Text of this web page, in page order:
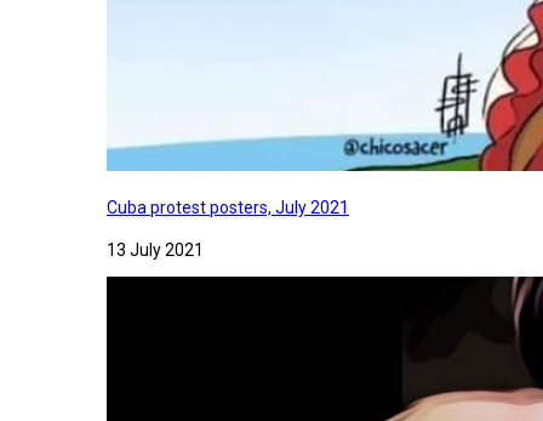
Cuba protest posters, July 2021
13 July 2021